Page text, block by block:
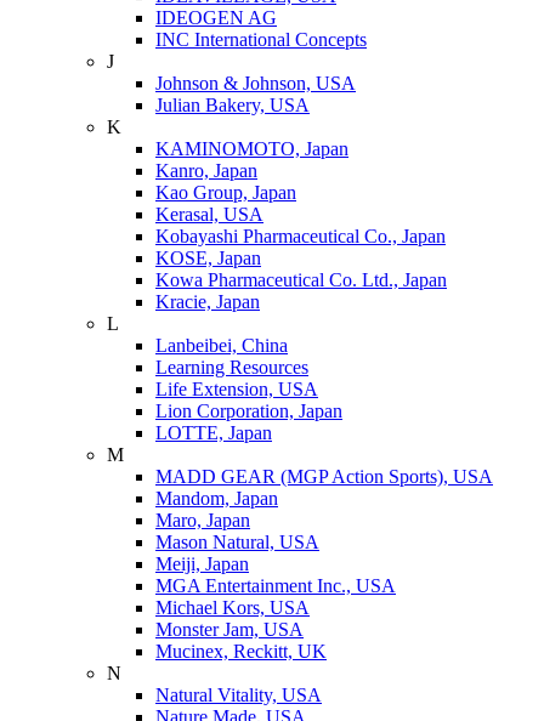
IDEOGEN AG
INC International Concepts
J
Johnson & Johnson, USA
Julian Bakery, USA
K
KAMINOMOTO, Japan
Kanro, Japan
Kao Group, Japan
Kerasal, USA
Kobayashi Pharmaceutical Co., Japan
KOSE, Japan
Kowa Pharmaceutical Co. Ltd., Japan
Kracie, Japan
L
Lanbeibei, China
Learning Resources
Life Extension, USA
Lion Corporation, Japan
LOTTE, Japan
M
MADD GEAR (MGP Action Sports), USA
Mandom, Japan
Maro, Japan
Mason Natural, USA
Meiji, Japan
MGA Entertainment Inc., USA
Michael Kors, USA
Monster Jam, USA
Mucinex, Reckitt, UK
N
Natural Vitality, USA